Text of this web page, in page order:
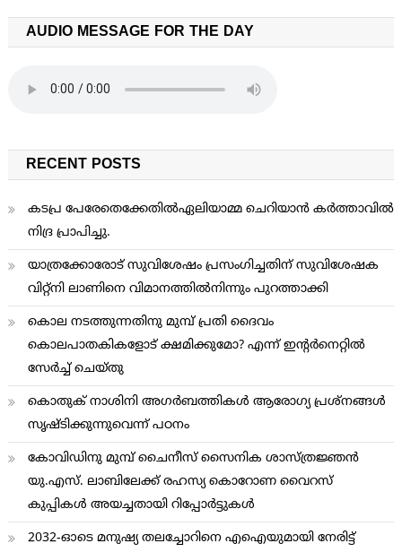
AUDIO MESSAGE FOR THE DAY
RECENT POSTS
കടപ്ര പേരേതെക്കേതിൽഏലിയാമ്മ ചെറിയാൻ കർത്താവിൽ
നിദ്ര പ്രാപിച്ചു.
യാത്രക്കോരോട് സുവിശേഷം പ്രസംഗിച്ചതിന് സുവിശേഷക
വിറ്റ്നി ലാണിനെ വിമാനത്തില്‍നിന്നും പുറത്താക്കി
കൊല നടത്തുന്നതിനു മുമ്പ് പ്രതി ദൈവം
കൊലപാതകികളോട് ക്ഷമിക്കുമോ? എന്ന് ഇന്റര്‍നെറ്റില്‍
സേര്‍ച്ച് ചെയ്തു
കൊതുക് നാശിനി അഗര്‍ബത്തികള്‍ ആരോഗ്യ പ്രശ്നങ്ങള്‍
സൃഷ്ടിക്കുന്നുവെന്ന് പഠനം
കോവിഡിനു മുമ്പ് ചൈനീസ് സൈനിക ശാസ്ത്രജ്ഞന്‍
യു.എസ്. ലാബിലേക്ക് രഹസ്യ കൊറോണ വൈറസ്
കുപ്പികള്‍ അയച്ചതായി റിപ്പോര്‍ട്ടുകള്‍
2032-ഓടെ മനുഷ്യ തലച്ചോറിനെ എഐയുമായി നേരിട്ട്